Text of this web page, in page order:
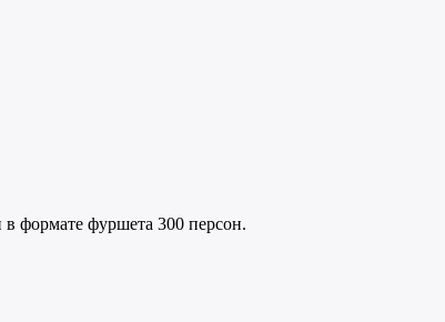
в формате фуршета 300 персон.